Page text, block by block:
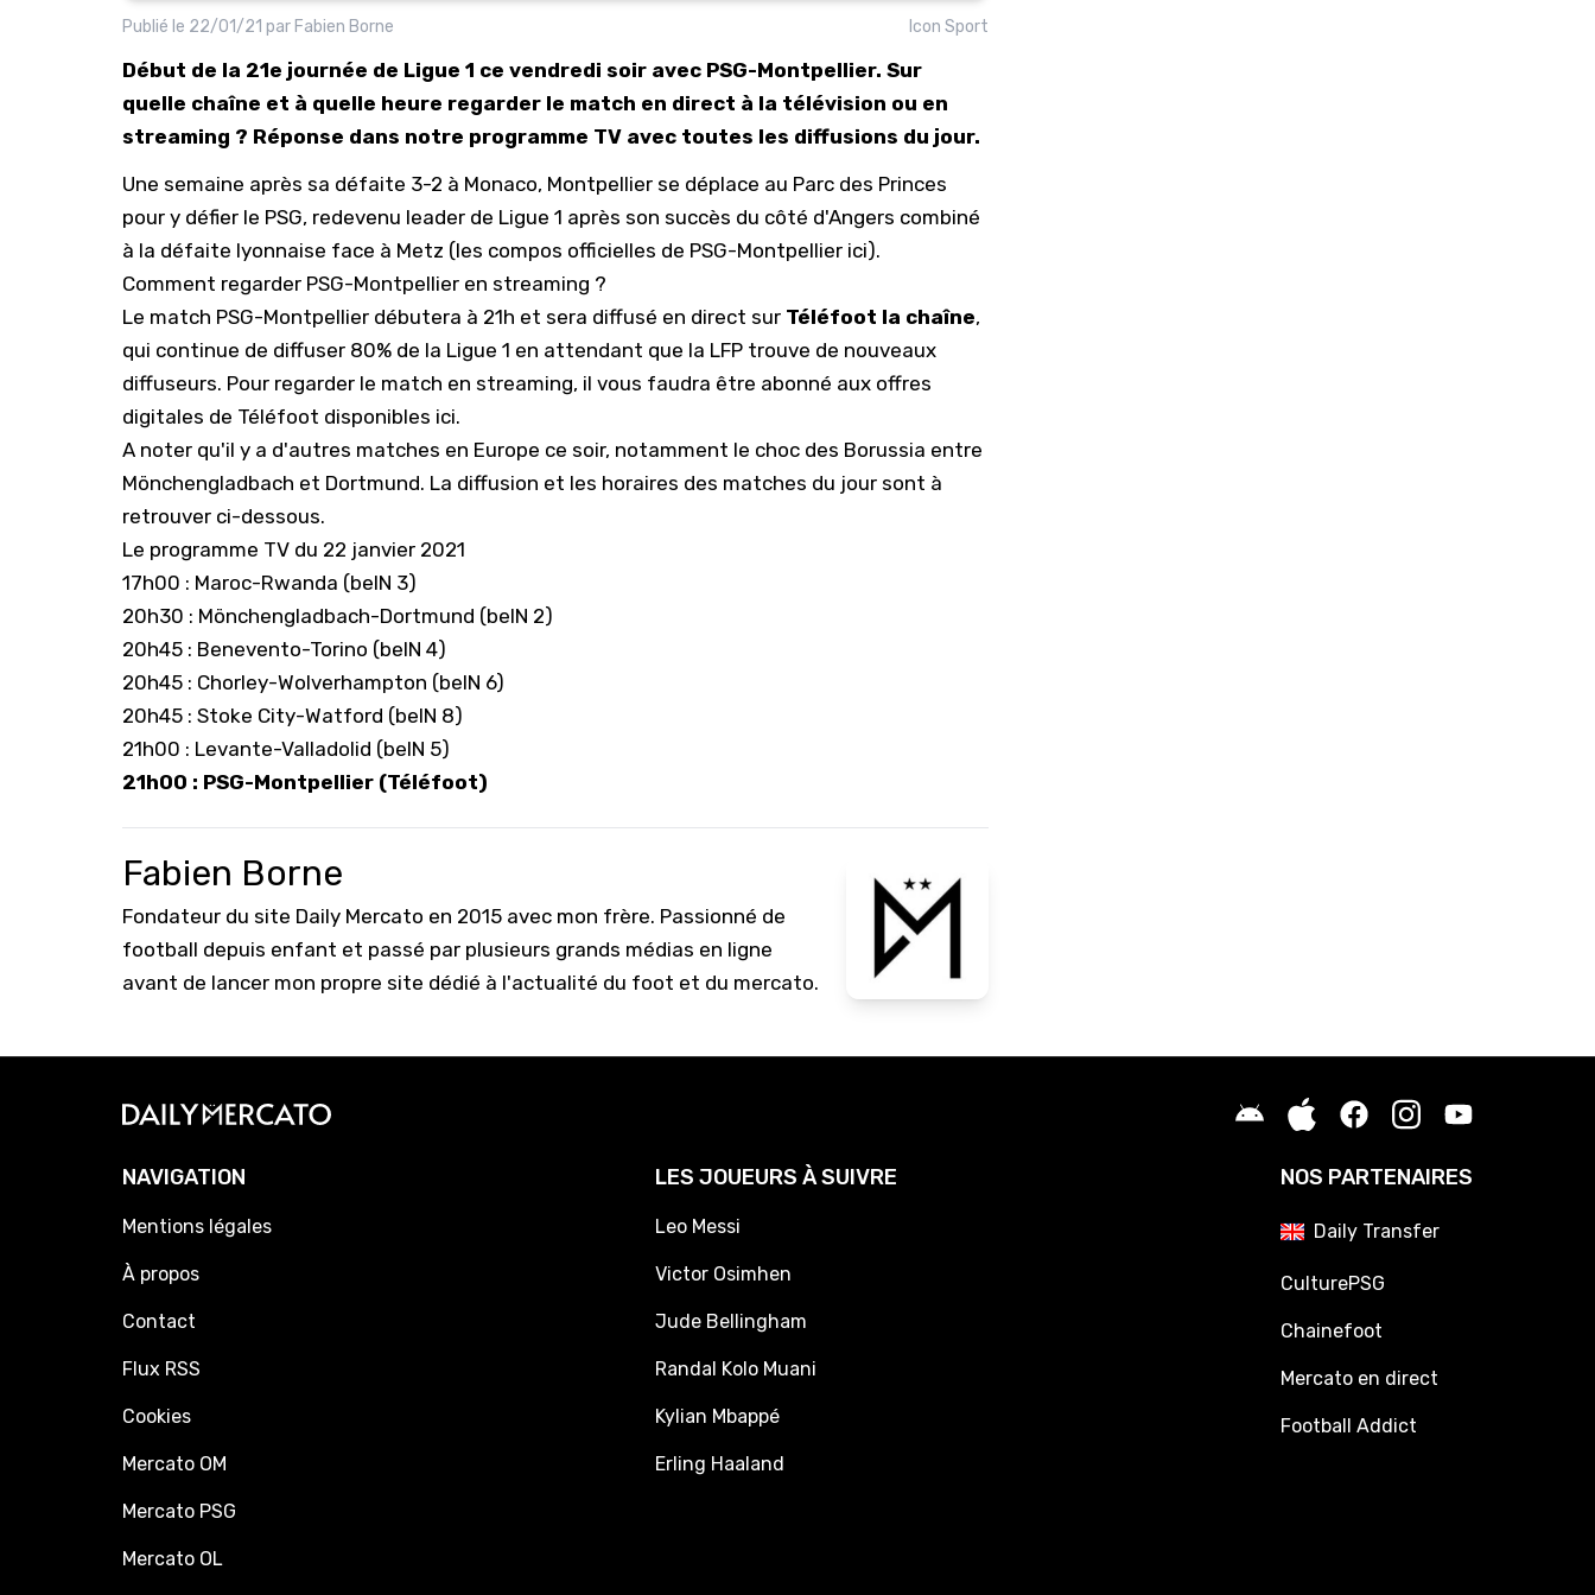
Publié le 22/01/21 par Fabien Borne Icon Sport
Début de la 21e journée de Ligue 1 ce vendredi soir avec PSG-Montpellier. Sur
quelle chaîne et à quelle heure regarder le match en direct à la télévision ou en
streaming ? Réponse dans notre programme TV avec toutes les diffusions du jour.
Une semaine après sa défaite 3-2 à Monaco, Montpellier se déplace au Parc des Princes
pour y défier le PSG, redevenu leader de Ligue 1 après son succès du côté d'Angers combiné
à la défaite lyonnaise face à Metz (les compos officielles de PSG-Montpellier ici).
Comment regarder PSG-Montpellier en streaming ?
Le match PSG-Montpellier débutera à 21h et sera diffusé en direct sur Téléfoot la chaîne,
qui continue de diffuser 80% de la Ligue 1 en attendant que la LFP trouve de nouveaux
diffuseurs. Pour regarder le match en streaming, il vous faudra être abonné aux offres
digitales de Téléfoot disponibles ici.
A noter qu'il y a d'autres matches en Europe ce soir, notamment le choc des Borussia entre
Mönchengladbach et Dortmund. La diffusion et les horaires des matches du jour sont à
retrouver ci-dessous.
Le programme TV du 22 janvier 2021
17h00 : Maroc-Rwanda (beIN 3)
20h30 : Mönchengladbach-Dortmund (beIN 2)
20h45 : Benevento-Torino (beIN 4)
20h45 : Chorley-Wolverhampton (beIN 6)
20h45 : Stoke City-Watford (beIN 8)
21h00 : Levante-Valladolid (beIN 5)
21h00 : PSG-Montpellier (Téléfoot)
Fabien Borne
Fondateur du site Daily Mercato en 2015 avec mon frère. Passionné de
football depuis enfant et passé par plusieurs grands médias en ligne
avant de lancer mon propre site dédié à l'actualité du foot et du mercato.
NAVIGATION
Mentions légales
À propos
Contact
Flux RSS
Cookies
Mercato OM
Mercato PSG
Mercato OL
LES JOUEURS À SUIVRE
Leo Messi
Victor Osimhen
Jude Bellingham
Randal Kolo Muani
Kylian Mbappé
Erling Haaland
NOS PARTENAIRES
Daily Transfer
CulturePSG
Chainefoot
Mercato en direct
Football Addict